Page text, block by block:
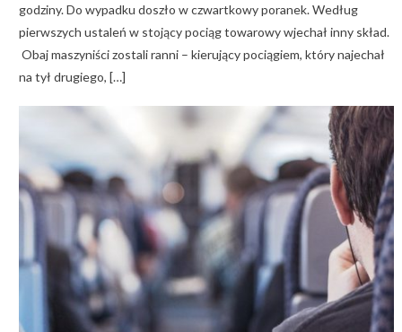
godziny. Do wypadku doszło w czwartkowy poranek. Według
pierwszych ustaleń w stojący pociąg towarowy wjechał inny skład.
Obaj maszyniści zostali ranni – kierujący pociągiem, który najechał
na tył drugiego, […]